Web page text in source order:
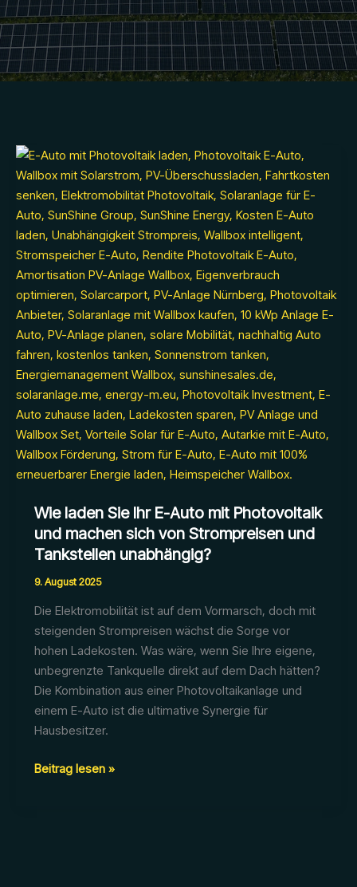
Wie laden Sie Ihr E-Auto mit Photovoltaik
und machen sich von Strompreisen und
Tankstellen unabhängig?
9. August 2025
Die Elektromobilität ist auf dem Vormarsch, doch mit
steigenden Strompreisen wächst die Sorge vor
hohen Ladekosten. Was wäre, wenn Sie Ihre eigene,
unbegrenzte Tankquelle direkt auf dem Dach hätten?
Die Kombination aus einer Photovoltaikanlage und
einem E-Auto ist die ultimative Synergie für
Hausbesitzer.
Wie
Beitrag lesen »